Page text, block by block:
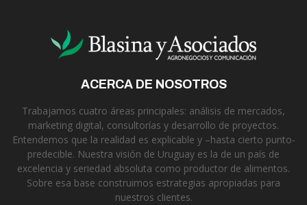
ACERCA DE NOSOTROS
Trabajamos cuatro áreas principales: análisis de mercados,
marketing digital, consultorías y desarrollo de proyectos.
Entendemos que la realidad es explicable y –hasta cierto punto-
predecible. Nuestra visión de Uruguay es la de un país de
excelencia y seriedad absoluta como productor de alimentos.
Sobre esa base construimos estrategias apropiadas para
nuestros clientes.